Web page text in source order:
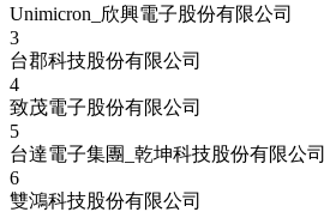
Unimicron_欣興電子股份有限公司
3
台郡科技股份有限公司
4
致茂電子股份有限公司
5
台達電子集團_乾坤科技股份有限公司
6
雙鴻科技股份有限公司